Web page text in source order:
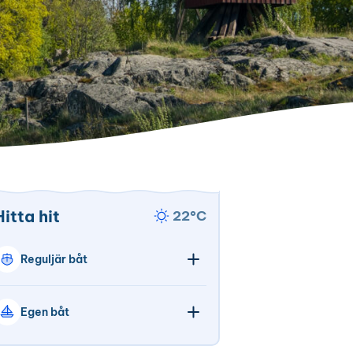
hit
himmel
Temperatur
22°C
Reguljär båt
Egen båt